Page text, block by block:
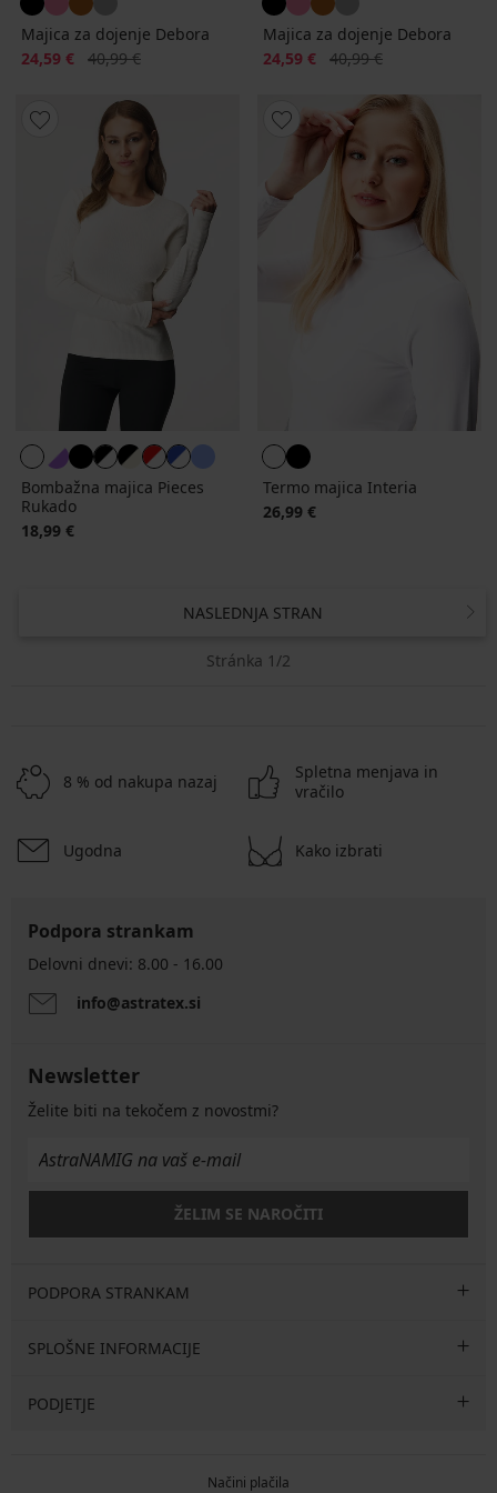
Majica za dojenje Debora
Popust
24,59 € Prvotna cena
40,99 €
Majica za dojenje Debora
Popust
24,59 € Prvotna cena
40,99 €
Bombažna majica Pieces
Rukado
18,99 €
Termo majica Interia
26,99 €
NASLEDNJA STRAN
Stránka 1/2
8 % od nakupa nazaj
Spletna menjava in
vračilo
Ugodna Kako izbrati
Podpora strankam
Delovni dnevi: 8.00 - 16.00
info@astratex.si
Newsletter
Želite biti na tekočem z novostmi?
ŽELIM SE NAROČITI
PODPORA STRANKAM
SPLOŠNE INFORMACIJE
PODJETJE
Načini plačila